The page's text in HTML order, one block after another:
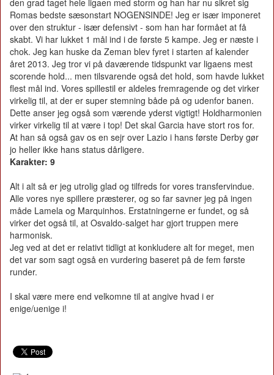
den grad taget hele ligaen med storm og han har nu sikret sig
Romas bedste sæsonstart NOGENSINDE! Jeg er især imponeret
over den struktur - især defensivt - som han har formået at få
skabt. Vi har lukket 1 mål ind i de første 5 kampe. Jeg er næste i
chok. Jeg kan huske da Zeman blev fyret i starten af kalender
året 2013. Jeg tror vi på daværende tidspunkt var ligaens mest
scorende hold... men tilsvarende også det hold, som havde lukket
flest mål ind. Vores spillestil er aldeles fremragende og det virker
virkelig til, at der er super stemning både på og udenfor banen.
Dette anser jeg også som værende yderst vigtigt! Holdharmonien
virker virkelig til at være i top! Det skal Garcia have stort ros for.
At han så også gav os en sejr over Lazio i hans første Derby gør
jo heller ikke hans status dårligere.
Karakter: 9
Alt i alt så er jeg utrolig glad og tilfreds for vores transfervindue.
Alle vores nye spillere præsterer, og so far savner jeg på ingen
måde Lamela og Marquinhos. Erstatningerne er fundet, og så
virker det også til, at Osvaldo-salget har gjort truppen mere
harmonisk.
Jeg ved at det er relativt tidligt at konkludere alt for meget, men
det var som sagt også en vurdering baseret på de fem første
runder.
I skal være mere end velkomne til at angive hvad i er
enige/uenige i!